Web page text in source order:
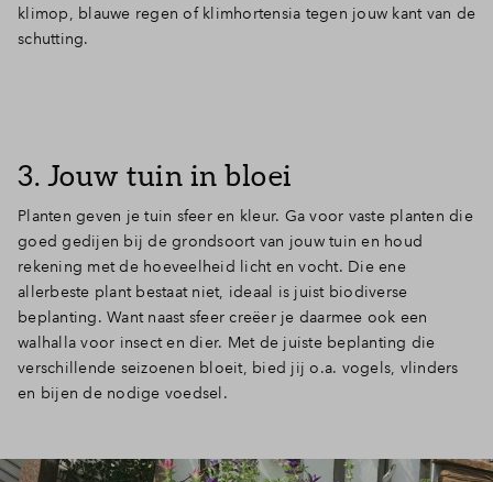
klimop, blauwe regen of klimhortensia tegen jouw kant van de
schutting.
3. Jouw tuin in bloei
Planten geven je tuin sfeer en kleur. Ga voor vaste planten die
goed gedijen bij de grondsoort van jouw tuin en houd
rekening met de hoeveelheid licht en vocht. Die ene
allerbeste plant bestaat niet, ideaal is juist biodiverse
beplanting. Want naast sfeer creëer je daarmee ook een
walhalla voor insect en dier. Met de juiste beplanting die
verschillende seizoenen bloeit, bied jij o.a. vogels, vlinders
en bijen de nodige voedsel.